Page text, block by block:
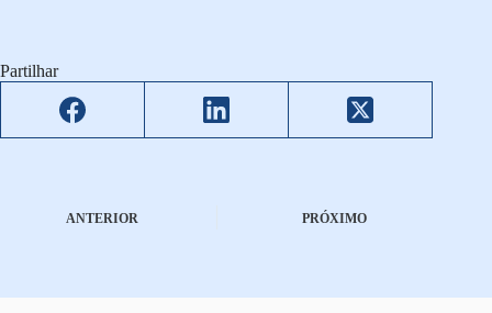
Partilhar
ANTERIOR PRÓXIMO